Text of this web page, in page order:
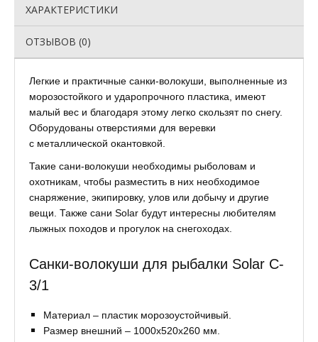
ХАРАКТЕРИСТИКИ
ОТЗЫВОВ (0)
Легкие и практичные санки-волокуши, выполненные из
морозостойкого и ударопрочного пластика, имеют
малый вес и благодаря этому легко скользят по снегу.
Оборудованы отверстиями для веревки
с металлической окантовкой.
Такие сани-волокуши необходимы рыболовам и
охотникам, чтобы разместить в них необходимое
снаряжение, экипировку, улов или добычу и другие
вещи. Также сани Solar будут интересны любителям
лыжных походов и прогулок на снегоходах.
Санки-волокуши для рыбалки Solar C-
3/1
Материал – пластик морозоустойчивый.
Размер внешний – 1000x520x260 мм.